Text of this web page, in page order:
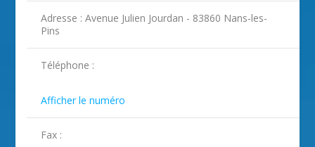
Adresse : Avenue Julien Jourdan - 83860 Nans-les-
Pins
Téléphone :
Afficher le numéro
Fax :